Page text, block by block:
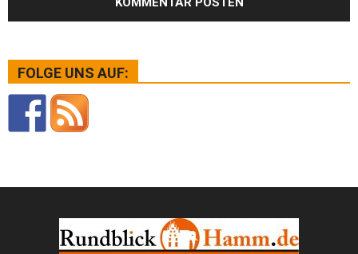
FOLGE UNS AUF: